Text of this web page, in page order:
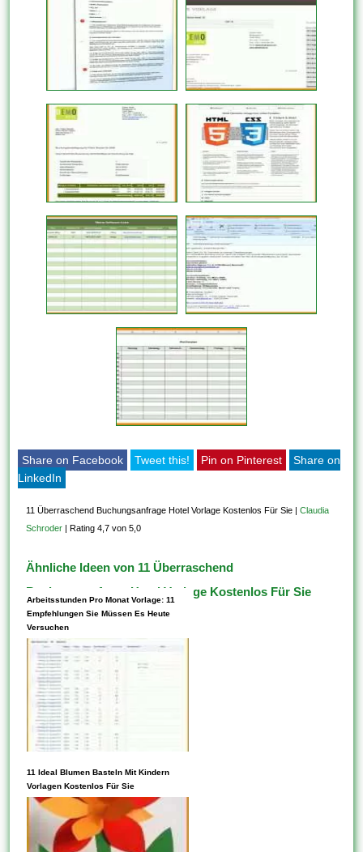
Share on Facebook Tweet this! Pin on Pinterest
Share on
LinkedIn
11 Überraschend Buchungsanfrage Hotel Vorlage Kostenlos Für Sie |Claudia
Schroder
Rating 4,7 von 5,0
Ähnliche Ideen von 11 Überraschend
Buchungsanfrage Hotel Vorlage Kostenlos Für Sie
Arbeitsstunden Pro Monat Vorlage: 11
Empfehlungen Sie Müssen Es Heute
Versuchen
Listen Diese Aktivitäten oder
Projekte auf, für die Ebendiese
Vorlagen verwenden möchten,
und wählen Diese dann ein
11 Ideal Blumen Basteln Mit Kindern
Vorlagen Kostenlos Für Sie